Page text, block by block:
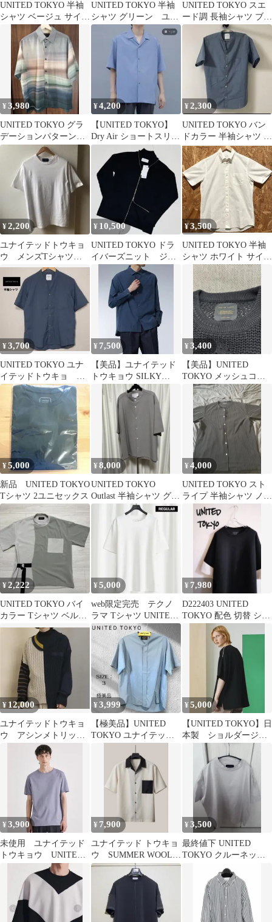
UNITED TOKYO 半袖
シャツ ベージュ サイズ
UNITED TOKYO 半袖
シャツ グリーン ユナ
イテッドトーキョー
サイズ1
UNITED TOKYO スエ
ード調 長袖シャツ ブラ
ウン サイズ3
¥3,980
UNITED TOKYO グラ
デーションパターンシ
ャツ サイズ1
¥4,200
【UNITED TOKYO】
Dry Air ショートスリー
ブオープンカラーシャ
¥2,300
UNITED TOKYO バン
ドカラー 半袖シャツ ブ
ルー サイズ1
¥2,200
ユナイテッドトウキョ
ウ メンズTシャツ
ホワイト
¥ 10,500
UNITED TOKYO ドラ
イバーズニット ジッ
プアップニット ブラッ
ク 1
¥3,500
UNITED TOKYO 半袖
シャツ ホワイト サイズ
¥3,700
UNITED TOKYO ユナ
イテッドトウキョ 半
袖シャツ サイズ1
¥ 7,500
【美品】ユナイテッド
トウキョウ SILKY
TECH リラックスシャ
¥3,400
【美品】UNITED
TOKYO メッシュコン
ビニットベスト 黒×赤
日本製
¥5,000
新品 UNITED TOKYO
Tシャツ 2ユニセックス
¥8,000
UNITED TOKYO
Outlast 半袖シャツ グレ
ー サイズ2 未使用
¥4,000
UNITED TOKYO スト
ライプ 半袖シャツ ノー
カラー
¥2,222
UNITED TOKYO バイ
カラー Tシャツ ベルト
付
¥5,000
web限定完売 テクノ
ラマ Tシャツ UNITED
TOKYO サイズ3
¥ 7,980
D222403 UNITED
TOKYO 配色 切替 ショ
ートスリーブカットソ
¥ 12,000
ユナイテッドトウキョ
ウ アシンメトリック
ニットセーター
¥3,999
【極美品】UNITED
TOKYO ユナイテッド
トーキョー バンドカ
ラーシャツ
¥5,000
【UNITED TOKYO】日
本製 ショルダージッ
ププルオーバー オー
バーサイズ
¥3,900
未使用 ユナイテッド
トウキョウ UNITED
TOKYO テクノラマ T
シャツ
¥ 7,900
ユナイテッド トウキョ
ウ SUMMER WOOL
オープンカラーシャツ
¥3,500
最終値下 UNITED
TOKYO クルーネックT
シャツ ライトグレー サ